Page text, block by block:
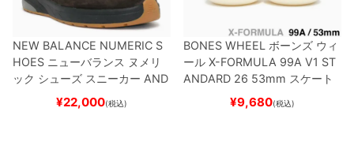
NEW BALANCE NUMERIC S
HOES ニューバランス ヌメリ
ック シューズ スニーカー AND
REW REYNOLDS 933
BROWN/BLACKスケート
¥22,000(税込)
BONES WHEEL ボーンズ ウィ
ール X-FORMULA 99A V1 ST
ANDARD 26 53mm スケート
ボード スケボー
¥9,680(税込)